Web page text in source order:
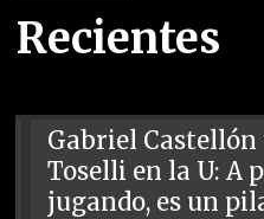
Recientes
Gabriel
Toselli en la U: A
jugando, es un